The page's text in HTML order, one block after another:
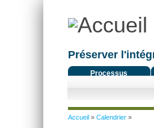
Préserver
Processus
Vous êtes ici
Accueil» Calendrier»